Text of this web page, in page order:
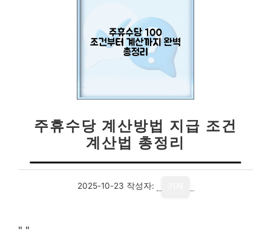
주휴수당 계산방법 지급 조건
계산법 총정리
2025-10-23 작성자:
" "